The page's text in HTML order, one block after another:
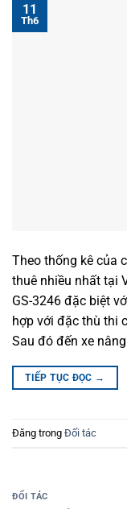
11
Th6
Theo thống kê của
thuê nhiều nhất tại
GS-3246 đặc biệt
hợp với đặc thù thi
Sau đó đến xe
TIẾP TỤC ĐỌC →
Đăng trong Đối tác
ĐỐI TÁC